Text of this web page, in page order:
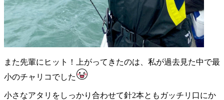
また先輩にヒット！上がってきたのは、私が過去見た中で最
小のチャリコでした
小さなアタリをしっかり合わせて針2本ともガッチリ口にか